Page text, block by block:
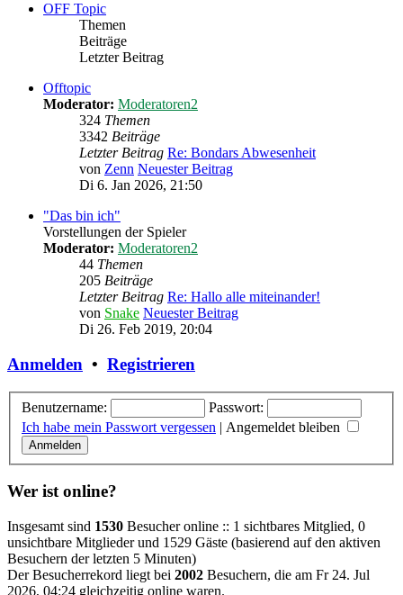
OFF Topic
Themen
Beiträge
Letzter Beitrag
Offtopic
Moderator: Moderatoren2
324 Themen
3342 Beiträge
Letzter Beitrag Re: Bondars Abwesenheit
von Zenn Neuester Beitrag
Di 6. Jan 2026, 21:50
"Das bin ich"
Vorstellungen der Spieler
Moderator: Moderatoren2
44 Themen
205 Beiträge
Letzter Beitrag Re: Hallo alle miteinander!
von Snake Neuester Beitrag
Di 26. Feb 2019, 20:04
Anmelden • Registrieren
Benutzername:
Passwort:
Ich habe mein Passwort vergessen | Angemeldet bleiben
Wer ist online?
Insgesamt sind 1530 Besucher online :: 1 sichtbares Mitglied, 0
unsichtbare Mitglieder und 1529 Gäste (basierend auf den aktiven
Besuchern der letzten 5 Minuten)
Der Besucherrekord liegt bei 2002 Besuchern, die am Fr 24. Jul
2026, 04:24 gleichzeitig online waren.